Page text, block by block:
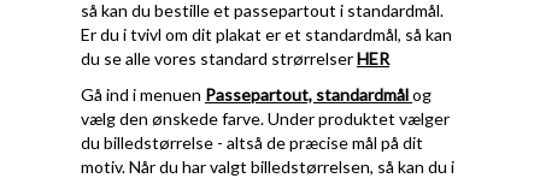
så kan du bestille et passepartout i standardmål.
Er du i tvivl om dit plakat er et standardmål, så kan
du se alle vores standard strørrelserHER
Gå ind i menuen Passepartout, standardmålog
vælg den ønskede farve. Under produktet vælger
du billedstørrelse - altså de præcise mål på dit
motiv. Når du har valgt billedstørrelsen, så kan du i